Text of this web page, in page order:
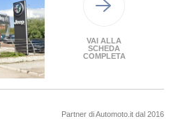
VAI ALLA
SCHEDA
COMPLETA
Partner di Automoto.it dal 2016